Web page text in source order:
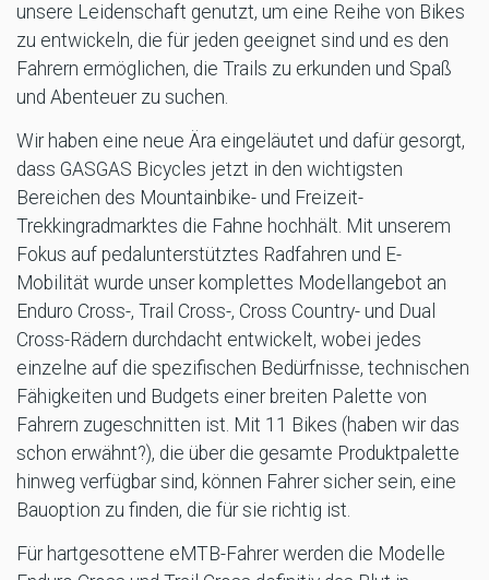
unsere Leidenschaft genutzt, um eine Reihe von Bikes
zu entwickeln, die für jeden geeignet sind und es den
Fahrern ermöglichen, die Trails zu erkunden und Spaß
und Abenteuer zu suchen.
Wir haben eine neue Ära eingeläutet und dafür gesorgt,
dass GASGAS Bicycles jetzt in den wichtigsten
Bereichen des Mountainbike- und Freizeit-
Trekkingradmarktes die Fahne hochhält. Mit unserem
Fokus auf pedalunterstütztes Radfahren und E-
Mobilität wurde unser komplettes Modellangebot an
Enduro Cross-, Trail Cross-, Cross Country- und Dual
Cross-Rädern durchdacht entwickelt, wobei jedes
einzelne auf die spezifischen Bedürfnisse, technischen
Fähigkeiten und Budgets einer breiten Palette von
Fahrern zugeschnitten ist. Mit 11 Bikes (haben wir das
schon erwähnt?), die über die gesamte Produktpalette
hinweg verfügbar sind, können Fahrer sicher sein, eine
Bauoption zu finden, die für sie richtig ist.
Für hartgesottene eMTB-Fahrer werden die Modelle